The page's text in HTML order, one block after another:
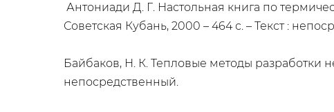
Антониади Д. Г. Настольная книга по
Советская Кубань, 2000 – 464 с. – Текст :
Байбаков, Н. К. Тепловые методы разработки
непосредственный.